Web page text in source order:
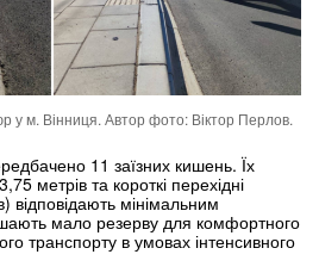
у м. Вінниця. Автор фото: Віктор Перлов.
11 заїзних кишень. Їх
метрів та короткі перехідні
відповідають мінімальним
мало резерву для комфортного
транспорту в умовах інтенсивного